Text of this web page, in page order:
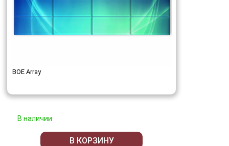
BOE Array
В наличии
В КОРЗИНУ